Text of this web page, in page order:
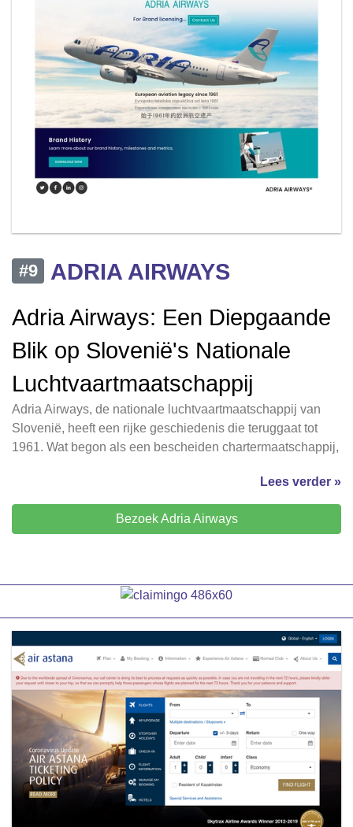
#9
ADRIA AIRWAYS
Adria Airways: Een Diepgaande
Blik op Slovenië's Nationale
Luchtvaartmaatschappij
Adria Airways, de nationale luchtvaartmaatschappij van
Slovenië, heeft een rijke geschiedenis die teruggaat tot
1961. Wat begon als een bescheiden chartermaatschappij,
Lees verder »
Bezoek Adria Airways